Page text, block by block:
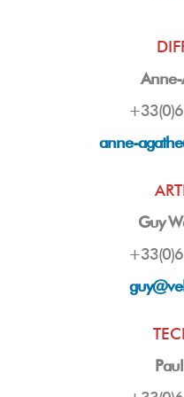
Anne-
anne-
Guy
guy